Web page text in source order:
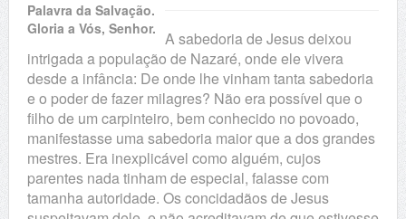
Palavra da Salvação.
Gloria a Vós, Senhor. A sabedoria de Jesus deixou
intrigada a população de Nazaré, onde ele vivera
desde a infância: De onde lhe vinham tanta sabedoria
e o poder de fazer milagres? Não era possível que o
filho de um carpinteiro, bem conhecido no povoado,
manifestasse uma sabedoria maior que a dos grandes
mestres. Era inexplicável como alguém, cujos
parentes nada tinham de especial, falasse com
tamanha autoridade. Os concidadãos de Jesus